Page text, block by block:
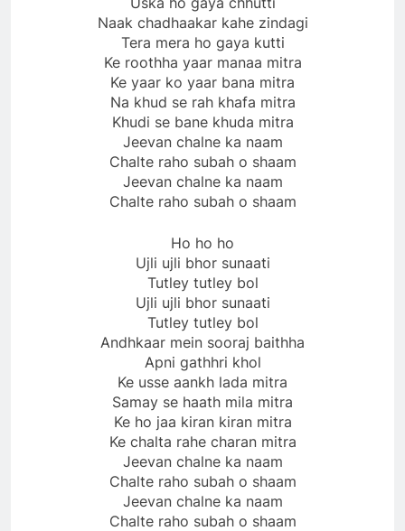
Naak chadhaakar kahe zindagi
Tera mera ho gaya kutti
Ke roothha yaar manaa mitra
Ke yaar ko yaar bana mitra
Na khud se rah khafa mitra
Khudi se bane khuda mitra
Jeevan chalne ka naam
Chalte raho subah o shaam
Jeevan chalne ka naam
Chalte raho subah o shaam
Ho ho ho
Ujli ujli bhor sunaati
Tutley tutley bol
Ujli ujli bhor sunaati
Tutley tutley bol
Andhkaar mein sooraj baithha
Apni gathhri khol
Ke usse aankh lada mitra
Samay se haath mila mitra
Ke ho jaa kiran kiran mitra
Ke chalta rahe charan mitra
Jeevan chalne ka naam
Chalte raho subah o shaam
Jeevan chalne ka naam
Chalte raho subah o shaam